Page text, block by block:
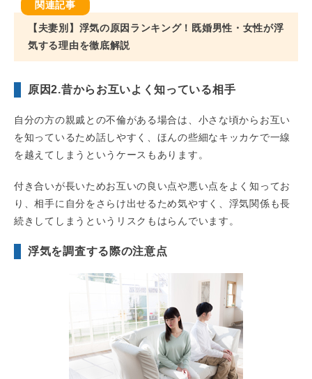
【夫妻別】浮気の原因ランキング！既婚男性・女性が浮
気する理由を徹底解説
原因2.昔からお互いよく知っている相手
自分の方の親戚との不倫がある場合は、小さな頃からお互い
を知っているため話しやすく、ほんの些細なキッカケで一線
を越えてしまうというケースもあります。
付き合いが長いためお互いの良い点や悪い点をよく知ってお
り、相手に自分をさらけ出せるため気やすく、浮気関係も長
続きしてしまうというリスクもはらんでいます。
浮気を調査する際の注意点